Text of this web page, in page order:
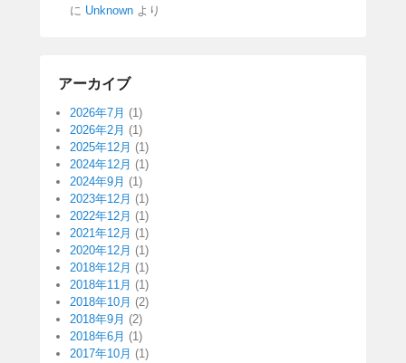
に Unknown より
アーカイブ
2026年7月 (1)
2026年2月 (1)
2025年12月 (1)
2024年12月 (1)
2024年9月 (1)
2023年12月 (1)
2022年12月 (1)
2021年12月 (1)
2020年12月 (1)
2018年12月 (1)
2018年11月 (1)
2018年10月 (2)
2018年9月 (2)
2018年6月 (1)
2017年10月 (1)